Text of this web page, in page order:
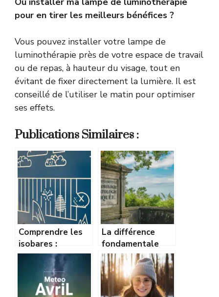
pour en tirer les meilleurs bénéfices ?
Vous pouvez installer votre lampe de
luminothérapie près de votre espace de travail
ou de repas, à hauteur du visage, tout en
évitant de fixer directement la lumière. Il est
conseillé de l’utiliser le matin pour optimiser
ses effets.
Publications Similaires :
Comprendre les
isobares :
comment lire une
carte de pression
comme un pro
La différence
fondamentale
entre
météorologie et
climatologie
expliquée